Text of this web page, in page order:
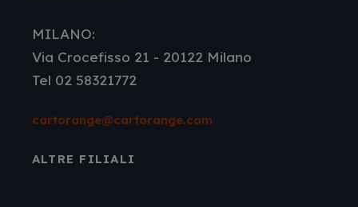
MILANO:
Via Crocefisso 21 - 20122 Milano
Tel 02 58321772
cartorange@cartorange.com
ALTRE FILIALI